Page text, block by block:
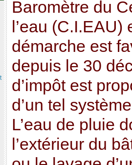
Baromètre du
l’eau
démarche est
depuis le 30
d’impôt est
d’un tel
L’eau de pluie
l’extérieur du